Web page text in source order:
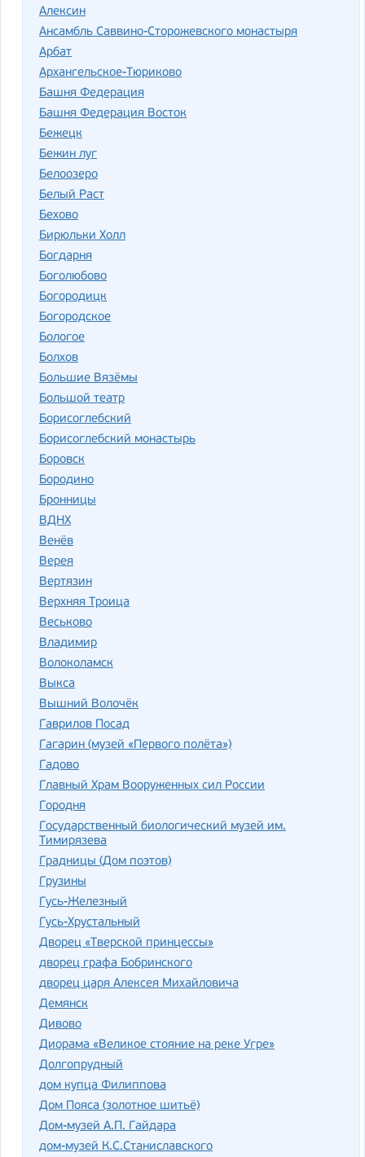
Алексин
Ансамбль Саввино-Сторожевского монастыря
Арбат
Архангельское-Тюриково
Башня Федерация
Башня Федерация Восток
Бежецк
Бежин луг
Белоозеро
Белый Раст
Бехово
Бирюльки Холл
Богдарня
Боголюбово
Богородицк
Богородское
Бологое
Болхов
Большие Вязёмы
Большой театр
Борисоглебский
Борисоглебский монастырь
Боровск
Бородино
Бронницы
ВДНХ
Венёв
Верея
Вертязин
Верхняя Троица
Веськово
Владимир
Волоколамск
Выкса
Вышний Волочёк
Гаврилов Посад
Гагарин (музей «Первого полёта»)
Гадово
Главный Храм Вооруженных сил России
Городня
Государственный биологический музей им.
Тимирязева
Градницы (Дом поэтов)
Грузины
Гусь-Железный
Гусь-Хрустальный
Дворец «Тверской принцессы»
дворец графа Бобринского
дворец царя Алексея Михайловича
Демянск
Дивово
Диорама «Великое стояние на реке Угре»
Долгопрудный
дом купца Филиппова
Дом Пояса (золотное шитьё)
Дом-музей А.П. Гайдара
дом-музей К.С.Станиславского